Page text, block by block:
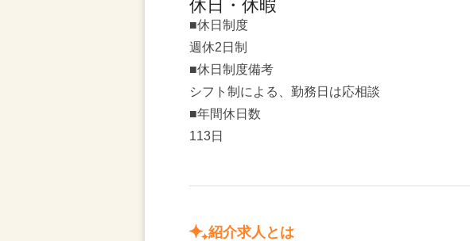
休日・休暇
■休日制度
週休2日制
■休日制度備考
シフト制による、勤務日は応相談
■年間休日数
113日
紹介求人とは